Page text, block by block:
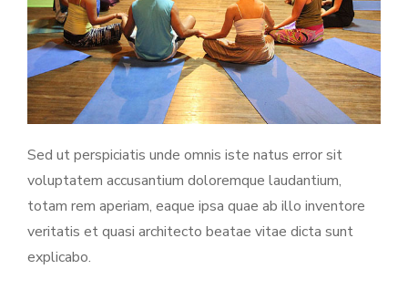
Sed ut perspiciatis unde omnis iste natus error sit
voluptatem accusantium doloremque laudantium,
totam rem aperiam, eaque ipsa quae ab illo inventore
veritatis et quasi architecto beatae vitae dicta sunt
explicabo.